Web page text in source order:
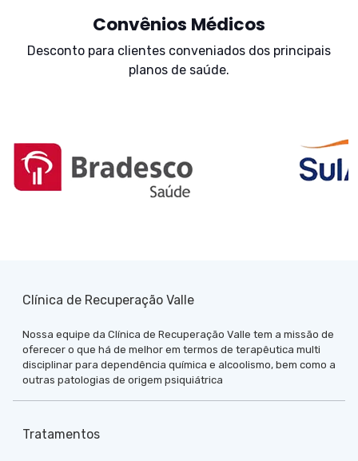
Convênios Médicos
Desconto para clientes conveniados dos principais
planos de saúde.
Clínica de Recuperação Valle
Nossa equipe da Clínica de Recuperação Valle tem a missão de
oferecer o que há de melhor em termos de terapêutica multi
disciplinar para dependência química e alcoolismo, bem como a
outras patologias de origem psiquiátrica
Tratamentos